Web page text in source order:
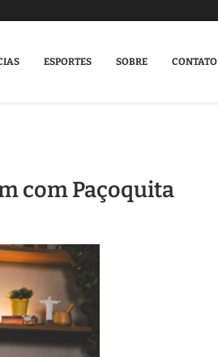
ESPORTES SOBRE CONTATO
com Paçoquita